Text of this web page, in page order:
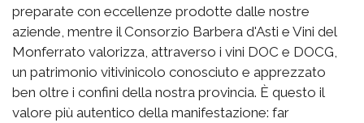
preparate con eccellenze prodotte dalle nostre
aziende, mentre il Consorzio Barbera d'Asti e Vini del
Monferrato valorizza, attraverso i vini DOC e DOCG,
un patrimonio vitivinicolo conosciuto e apprezzato
ben oltre i confini della nostra provincia. È questo il
valore più autentico della manifestazione: far